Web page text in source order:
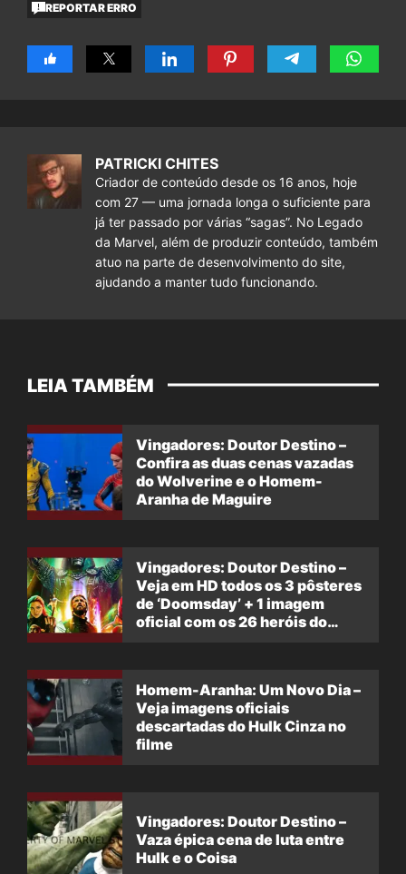
REPORTAR ERRO
PATRICKI CHITES
Criador de conteúdo desde os 16 anos, hoje
com 27 — uma jornada longa o suficiente para
já ter passado por várias “sagas”. No Legado
da Marvel, além de produzir conteúdo, também
atuo na parte de desenvolvimento do site,
ajudando a manter tudo funcionando.
LEIA TAMBÉM
Vingadores: Doutor Destino –
Confira as duas cenas vazadas
do Wolverine e o Homem-
Aranha de Maguire
Vingadores: Doutor Destino –
Veja em HD todos os 3 pôsteres
de ‘Doomsday’ + 1 imagem
oficial com os 26 heróis do
Homem-Aranha: Um Novo Dia –
Veja imagens oficiais
descartadas do Hulk Cinza no
filme
Vingadores: Doutor Destino –
Vaza épica cena de luta entre
Hulk e o Coisa